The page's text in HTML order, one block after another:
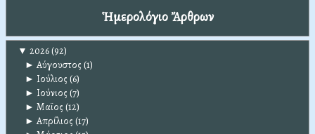
Ἡμερολόγιο Ἄρθρων
▼ 2026(92)
► Αύγουστος (1)
► Ιούλιος (6)
► Ιούνιος (7)
► Μαϊος (12)
► Απρίλιος (17)